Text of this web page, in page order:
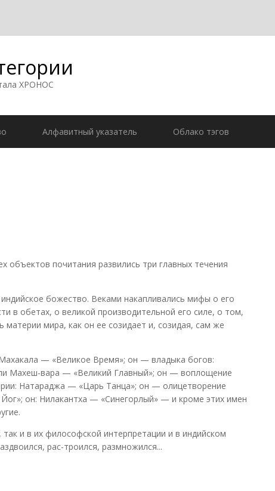
ХРОНОС
Алфавитный указатель Облако тэгов
объектов почитания развились три главных течения
божество. Веками накапливались мифы о его
в обетах, о великой производительной его силе, о том,
материи мира, как он ее созидает и, созидая, сам же
— «Великое Время»; он — владыка богов:
Махеш-вара — «Великий Главный»; он — воплощение
Натараджа — «Царь Танца»; он — олицетворение
он: Нилакантха — «Синегорлый» — и кроме этих имен
и в их философской интерпретации и в индийском
рас-троился, размножился...